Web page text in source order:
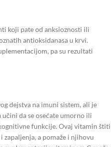
koji pate od anksioznosti ili
antioksidanasa u krvi.
pa su rezultati
dejstva na imuni sistem, ali je
učini da se osećate umorno ili
funkcije. Ovaj vitamin štiti
zapaljenja, a pomaže i njihovu